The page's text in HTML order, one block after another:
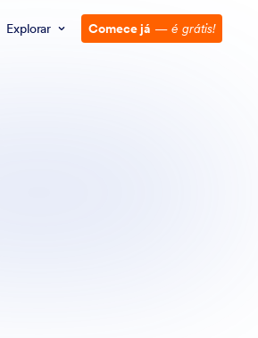
Explorar Comece já — é grátis!